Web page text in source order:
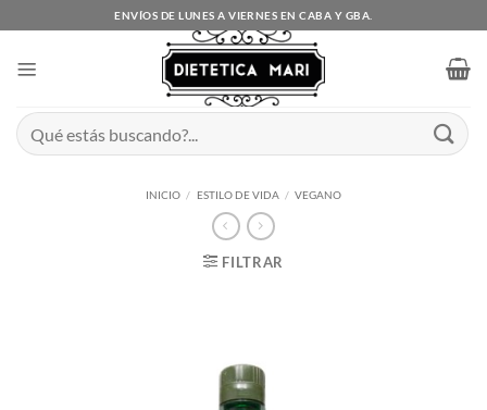
al
ENVÍOS DE LUNES A VIERNES EN CABA Y GBA.
Buscar
por:
INICIO / ESTILO DE VIDA / VEGANO
FILTRAR